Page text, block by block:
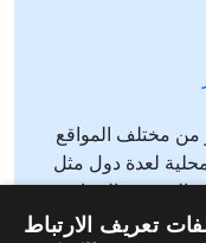
من مختلف المواقع
لعدة دول مثل
المغرب، الجزائر،
آخر خبر يتيح متابعة أخبار
تعريف الارتباط